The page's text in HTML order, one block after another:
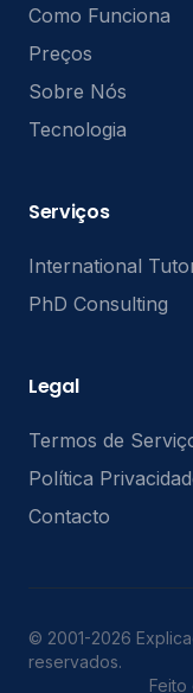
Como Funciona
Preços
Sobre Nós
Tecnologia
Serviços
International
PhD Consulting
Legal
Termos de
Política
Contacto
© 2001-2026
reservados.